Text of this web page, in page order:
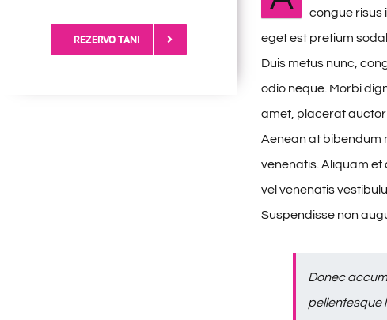
REZERVO TANI
congue risus
eget est pretium
Duis metus nunc,
odio neque. Morbi
amet, placerat auctor
Aenean at bibendum
venenatis. Aliquam
vel venenatis
Suspendisse non
Donec
pellentesque